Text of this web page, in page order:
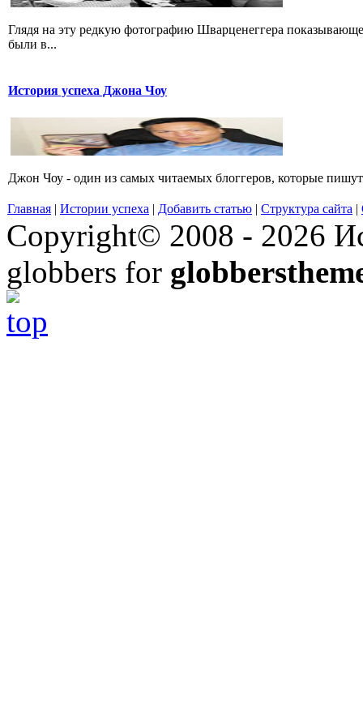
Глядя на эту редкую фотографию Шварценеггера
были в...
История успеха Джона Чоу
Джон Чоу - один из самых читаемых блоггеров, которые
Главная | Истории успеха | Добавить статью | Структура сайта |
Copyright© 2008 - 2026
globbers for